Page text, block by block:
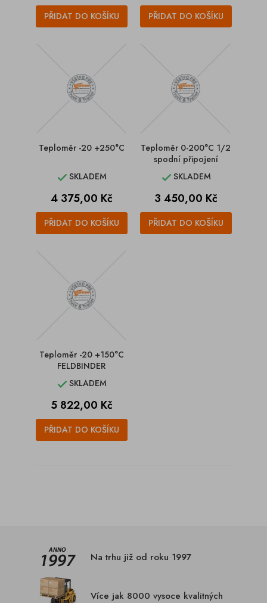
PŘIDAT DO KOŠÍKU PŘIDAT DO KOŠÍKU
Teploměr -20 +250°C
SKLADEM
Cena
4 375,00 Kč
PŘIDAT DO KOŠÍKU
Teploměr 0-200°C 1/2
spodní připojení
SKLADEM
Cena
3 450,00 Kč
PŘIDAT DO KOŠÍKU
Teploměr -20 +150°C
FELDBINDER
SKLADEM
Cena
5 822,00 Kč
PŘIDAT DO KOŠÍKU
Na trhu již od roku 1997
Více jak 8000 vysoce kvalitných